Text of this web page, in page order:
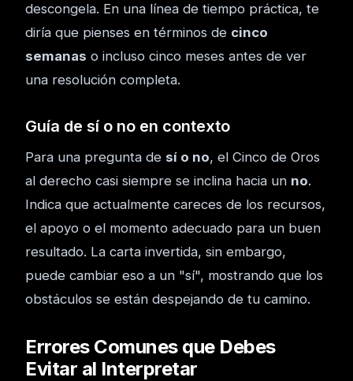
descongela. En una línea de tiempo práctica, te
diría que pienses en términos de cinco
semanas o incluso cinco meses antes de ver
una resolución completa.
Guía de sí o no en contexto
Para una pregunta de sí o no, el Cinco de Oros
al derecho casi siempre se inclina hacia un no.
Indica que actualmente careces de los recursos,
el apoyo o el momento adecuado para un buen
resultado. La carta invertida, sin embargo,
puede cambiar eso a un "sí", mostrando que los
obstáculos se están despejando de tu camino.
Errores Comunes que Debes
Evitar al Interpretar